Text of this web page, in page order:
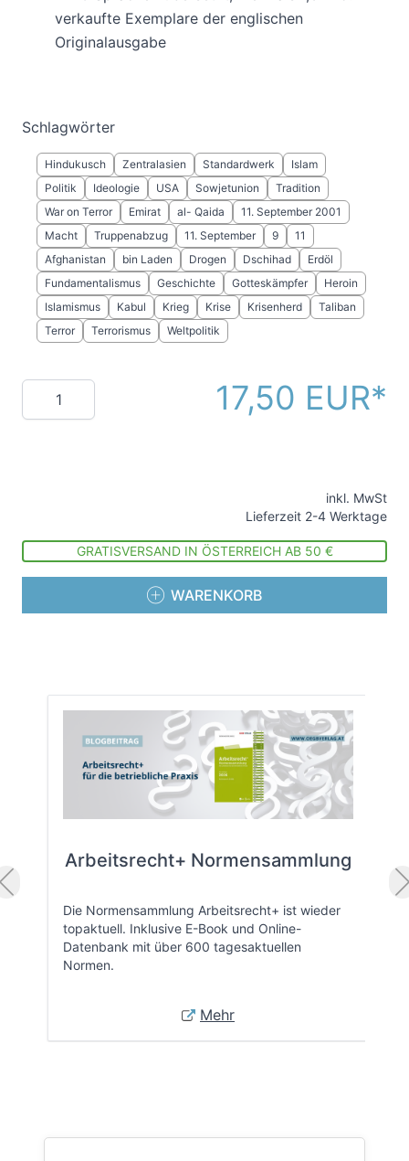
verkaufte Exemplare der englischen
Originalausgabe
Schlagwörter
Hindukusch Zentralasien Standardwerk
Islam
Politik
Ideologie USA Sowjetunion
Tradition
War on Terror
Emirat al- Qaida
11. September 2001
Macht
Truppenabzug 11. September 9
11
Afghanistan
bin Laden Drogen Dschihad
Erdöl
Fundamentalismus
Geschichte Gotteskämpfer
Heroin
Islamismus
Kabul Krieg Krise Krisenherd
Taliban
Terror
Terrorismus Weltpolitik
Menge 17,50 EUR
inkl. MwSt
Lieferzeit 2-4 Werktage
GRATISVERSAND IN ÖSTERREICH AB 50 €
WARENKORB
Arbeitsrecht+ Normensammlung
Die Normensammlung Arbeitsrecht+ ist wieder
topaktuell. Inklusive E-Book und Online-
Datenbank mit über 600 tagesaktuellen
Normen.
Mehr